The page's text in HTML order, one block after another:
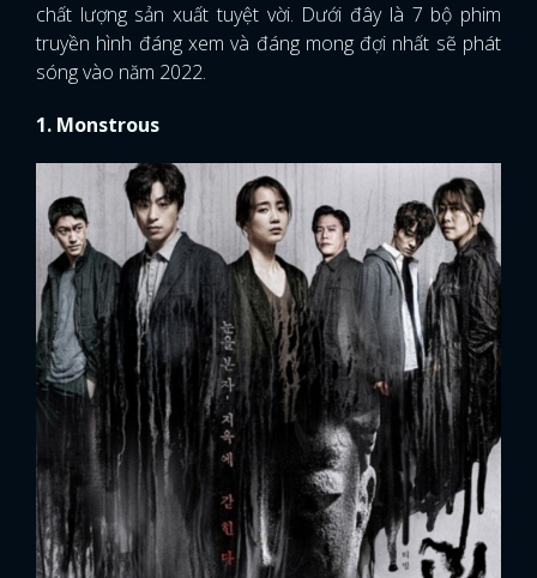
chất lượng sản xuất tuyệt vời. Dưới đây là 7 bộ phim
truyền hình đáng xem và đáng mong đợi nhất sẽ phát
sóng vào năm 2022.
1. Monstrous